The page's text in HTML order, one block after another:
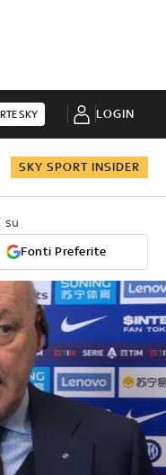
SKY LOGIN
SKY SPORT INSIDER
su
Fonti Preferite